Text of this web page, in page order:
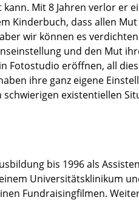
Mit 8 Jahren verlor
Kinderbuch, dass allen
wir können es
und den Mut
Fotostudio eröffnen, all
ihre ganz eigene
existentiellen
bis 1996 als
Universitätsklinikum
Fundraisingfilmen.